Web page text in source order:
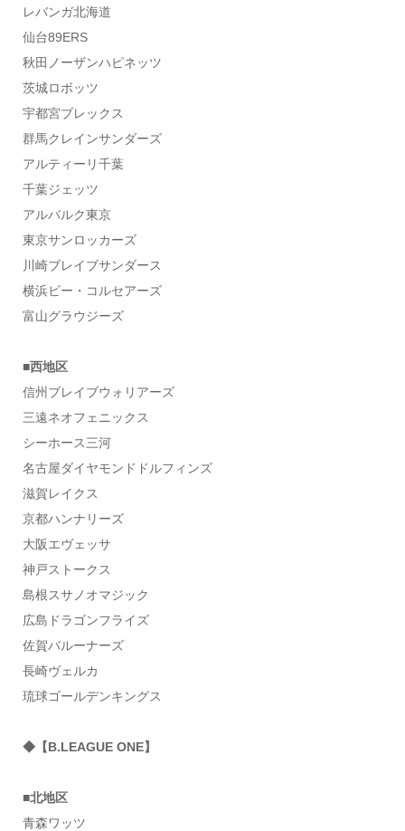
レバンガ北海道
仙台89ERS
秋田ノーザンハピネッツ
茨城ロボッツ
宇都宮ブレックス
群馬クレインサンダーズ
アルティーリ千葉
千葉ジェッツ
アルバルク東京
東京サンロッカーズ
川崎ブレイブサンダース
横浜ビー・コルセアーズ
富山グラウジーズ
■西地区
信州ブレイブウォリアーズ
三遠ネオフェニックス
シーホース三河
名古屋ダイヤモンドドルフィンズ
滋賀レイクス
京都ハンナリーズ
大阪エヴェッサ
神戸ストークス
島根スサノオマジック
広島ドラゴンフライズ
佐賀バルーナーズ
長崎ヴェルカ
琉球ゴールデンキングス
◆【B.LEAGUE ONE】
■北地区
青森ワッツ